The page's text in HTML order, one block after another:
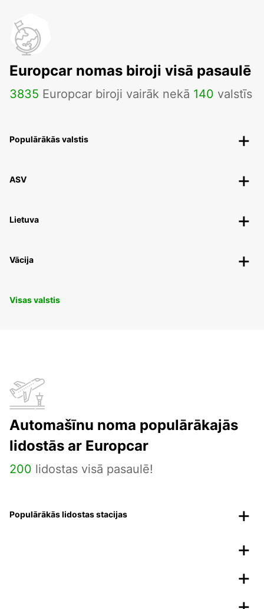
Europcar nomas biroji visā pasaulē
3835 Europcar biroji vairāk nekā 140 valstīs
Populārākās valstis
ASV
Lietuva
Vācija
Visas valstis
Automašīnu noma populārākajās
lidostās ar Europcar
200 lidostas visā pasaulē!
Populārākās lidostas stacijas